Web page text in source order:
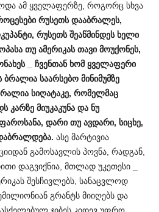
ამ ყველაფერზე, როგორც სხვა
რუსეთს დააბრალეს,
, რუსეთს შეაწმინდეს ხელი
თუ ამერიკას თავი მოუქონეს,
_ ჩვენთან ხომ ყველაფერი
ბრალია საარსებო მინიმუმზე
სიღატაკე, რომელმაც
კარზე მიუკაკუნა და ნუ
, დარი თუ ავდარი, სიცხე,
. ასე მარტივია
გამოსავლის პოვნა, რადგან,
დაგვიქნია, მთლად უკეთესი _
შესჩივლებს, სანაცვლოდ
გრანტს მიიღებს და